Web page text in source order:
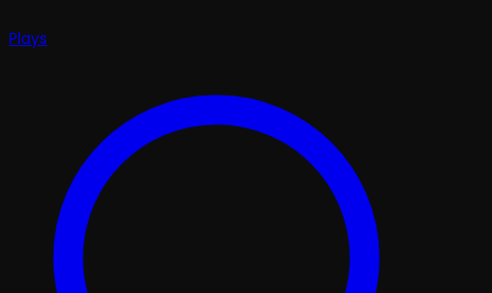
Plays